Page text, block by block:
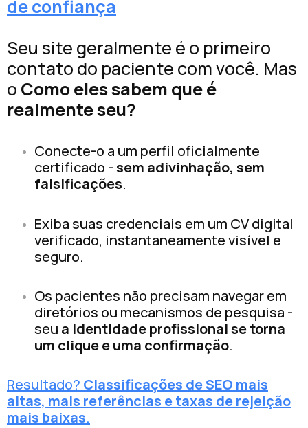
de confiança
Seu site geralmente é o primeiro
contato do paciente com você. Mas
o Como eles sabem que é
realmente seu?
Conecte-o a um perfil oficialmente
certificado -sem adivinhação, sem
falsificações.
Exiba suas credenciais em um CV digital
verificado, instantaneamente visível e
seguro.
Os pacientes não precisam navegar em
diretórios ou mecanismos de pesquisa -
seu a identidade profissional se torna
um clique e uma confirmação.
Resultado? Classificações de SEO mais
altas, mais referências e taxas de rejeição
mais baixas.